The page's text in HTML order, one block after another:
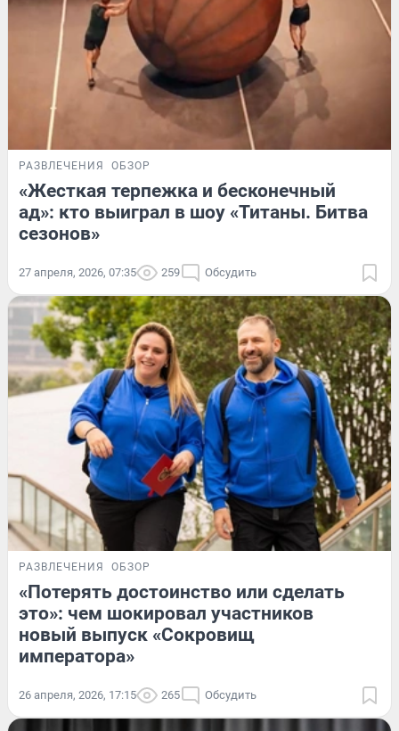
РАЗВЛЕЧЕНИЯ ОБЗОР
«Жесткая терпежка и бесконечный
ад»: кто выиграл в шоу «Титаны. Битва
сезонов»
27 апреля, 2026, 07:35 259 Обсудить
РАЗВЛЕЧЕНИЯ ОБЗОР
«Потерять достоинство или сделать
это»: чем шокировал участников
новый выпуск «Сокровищ
императора»
26 апреля, 2026, 17:15 265 Обсудить